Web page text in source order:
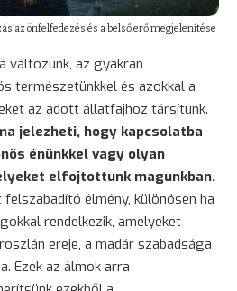
az önfelfedezés és a belső erő megjelenítése
változunk, az gyakran
természetünkkel és azokkal a
az adott állatfajhoz társítunk.
jelezheti, hogy kapcsolatba
énünkkel vagy olyan
elfojtottunk magunkban.
élmény, különösen ha
rendelkezik, amelyeket
ereje, a madár szabadsága
Ezek az álmok arra